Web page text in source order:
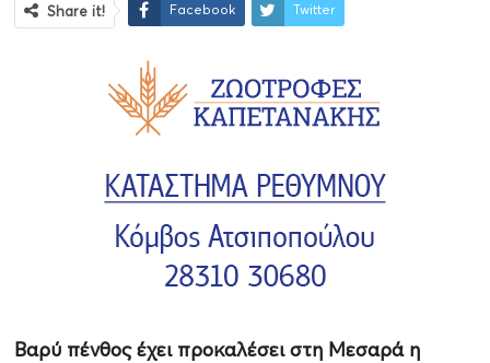
Share it! Facebook Twitter
Βαρύ πένθος έχει προκαλέσει στη Μεσαρά η